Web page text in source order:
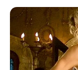
Thunfischsalat
und voller
Verführerisch
Pfannkuchen
DEI BESTEN